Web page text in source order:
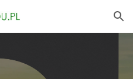
Skip to navigation